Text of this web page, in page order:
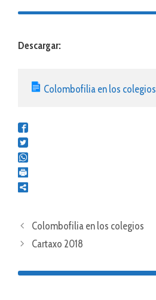
Descargar:
Colombofilia en los colegios
Colombofilia en los colegios
Cartaxo 2018